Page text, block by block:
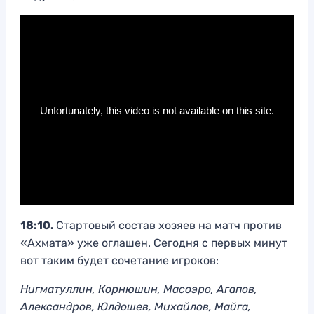
18:10. Стартовый состав хозяев на матч против
«Ахмата» уже оглашен. Сегодня с первых минут
вот таким будет сочетание игроков:
Нигматуллин, Корнюшин, Масоэро, Агапов,
Александров, Юлдошев, Михайлов, Майга,